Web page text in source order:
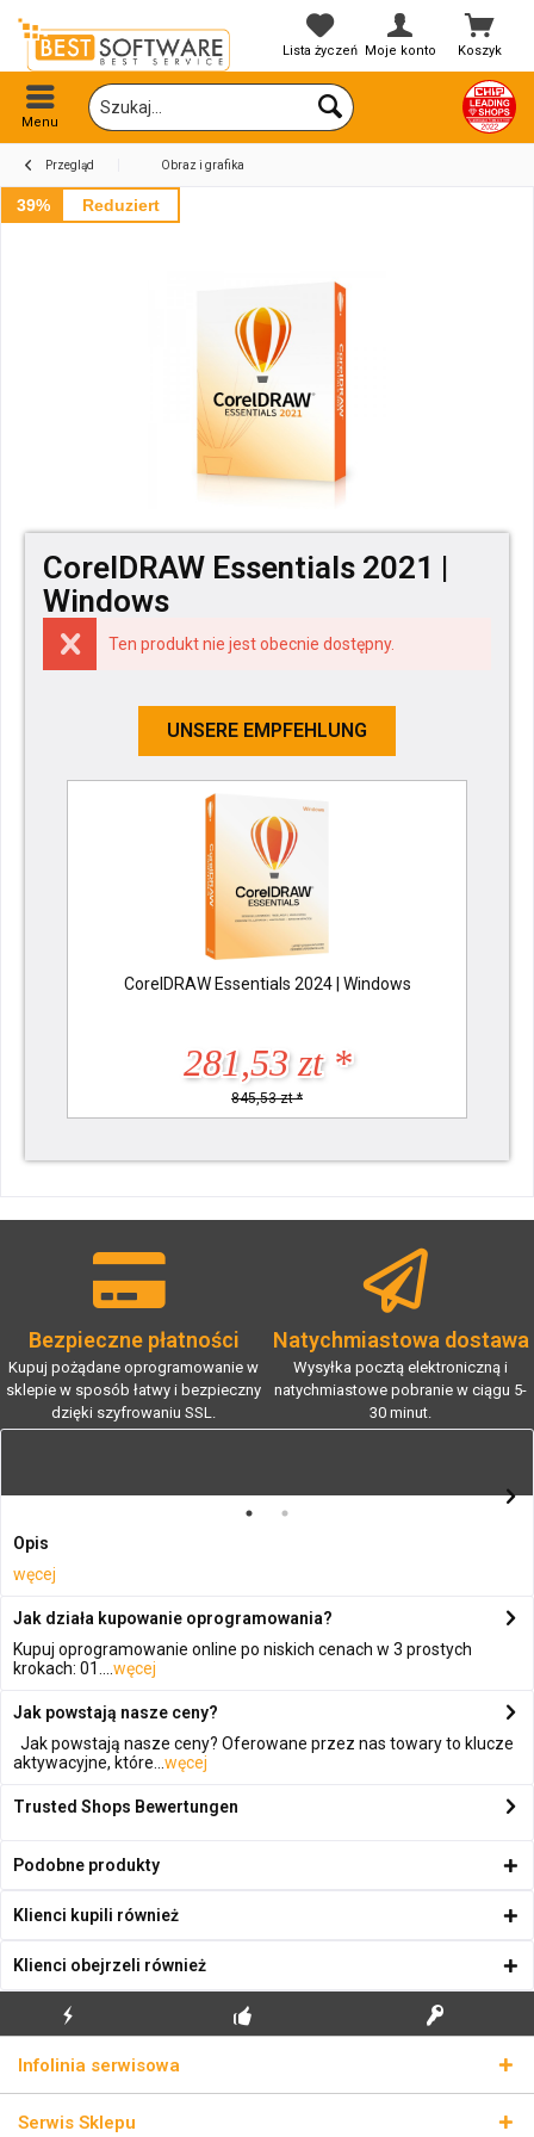
Koszyk
Lista życzeń Moje konto
Menu
Przegląd Obraz i grafika
39% Reduziert
CorelDRAW Essentials 2021 |
Windows
Ten produkt nie jest obecnie dostępny.
UNSERE EMPFEHLUNG
CorelDRAW Essentials 2024 | Windows
281,53 zt *
845,53 zt *
Bezpieczne płatności
Kupuj pożądane oprogramowanie w
sklepie w sposób łatwy i bezpieczny
dzięki szyfrowaniu SSL.
Natychmiastowa dostawa
Wysyłka pocztą elektroniczną i
natychmiastowe pobranie w ciągu 5-
30 minut.
Opis
węcej
Jak działa kupowanie oprogramowania?
Kupuj oprogramowanie online po niskich cenach w 3 prostych
krokach: 01.... węcej
Jak powstają nasze ceny?
Jak powstają nasze ceny? Oferowane przez nas towary to klucze
aktywacyjne, które... węcej
Trusted Shops Bewertungen
Podobne produkty
Klienci kupili również
Klienci obejrzeli również
WYSYŁKA
Infolinia serwisowa
Serwis Sklepu